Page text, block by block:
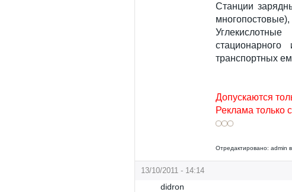
Станции
многопостовые),
транспортных
Допускаются
Реклама только
Отредактировано: admin
13/10/2011 - 14:14
didron